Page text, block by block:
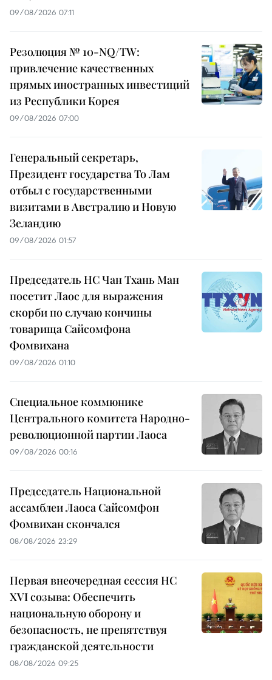
09/08/2026 07:11
Резолюция № 10-NQ/TW:
привлечение качественных
прямых иностранных инвестиций
из Республики Корея
09/08/2026 07:00
Генеральный секретарь,
Президент государства То Лам
отбыл с государственными
визитами в Австралию и Новую
Зеландию
09/08/2026 01:57
Председатель НС Чан Тхань Ман
посетит Лаос для выражения
скорби по случаю кончины
товарища Сайсомфона
Фомвихана
09/08/2026 01:10
Специальное коммюнике
Центрального комитета Народно-
революционной партии Лаоса
09/08/2026 00:16
Председатель Национальной
ассамблеи Лаоса Сайсомфон
Фомвихан скончался
08/08/2026 23:29
Первая внеочередная сессия НС
XVI созыва: Обеспечить
национальную оборону и
безопасность, не препятствуя
гражданской деятельности
08/08/2026 09:25